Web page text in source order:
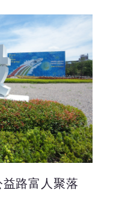
路富人聚落